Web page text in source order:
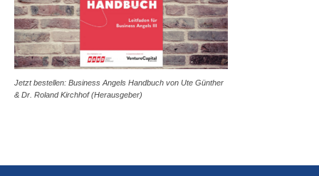
Jetzt bestellen: Business Angels Handbuch von Ute Günther
& Dr. Roland Kirchhof (Herausgeber)